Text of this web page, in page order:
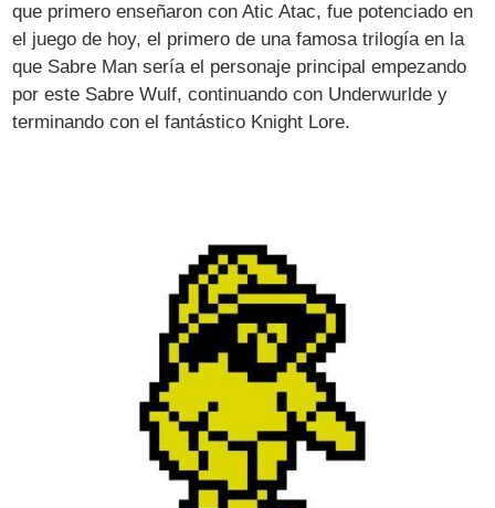
que primero enseñaron con Atic Atac, fue potenciado en
el juego de hoy, el primero de una famosa trilogía en la
que Sabre Man sería el personaje principal empezando
por este Sabre Wulf, continuando con Underwurlde y
terminando con el fantástico Knight Lore.